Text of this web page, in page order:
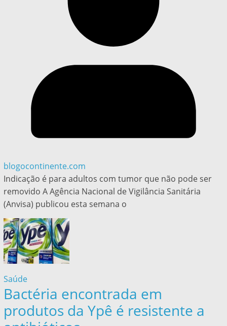
blogocontinente.com
Indicação é para adultos com tumor que não pode ser
removido A Agência Nacional de Vigilância Sanitária
(Anvisa) publicou esta semana o
Saúde
Bactéria encontrada em
produtos da Ypê é resistente a